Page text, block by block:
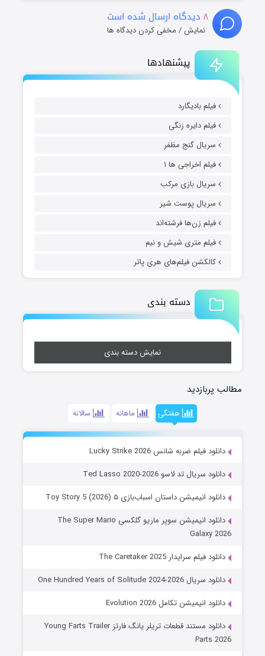
پیشنهادها
فیلم بادیگارد
فیلم دایره زنگی
سریال گنج مظفر
فیلم اخراجی ها ۱
سریال بازی مرکب
سریال پوست شیر
فیلم زن‌ها فرشته‌اند
فیلم متری شیش و نیم
کالکشن فیلم‌های هری پاتر
دسته بندی
نمایش دسته بندی
مطالب پربازدید
هفتگی ماهانه سالانه
دانلود فیلم ضربه شانس Lucky Strike 2026
دانلود سریال تد لاسو Ted Lasso 2020-2026
دانلود انیمیشن داستان اسباب‌بازی ۵ Toy Story 5 (2026)
دانلود انیمیشن سوپر ماریو گلکسی The Super Mario
Galaxy 2026
دانلود فیلم سرایدار The Caretaker 2025
دانلود سریال One Hundred Years of Solitude 2024-2026
دانلود انیمیشن تکامل Evolution 2026
دانلود مستند قطعات تریلر یانگ فارتز Young Farts Trailer
Parts 2026
۸ دیدگاه ارسال شده است
نمایش / مخفی کردن دیدگاه ها